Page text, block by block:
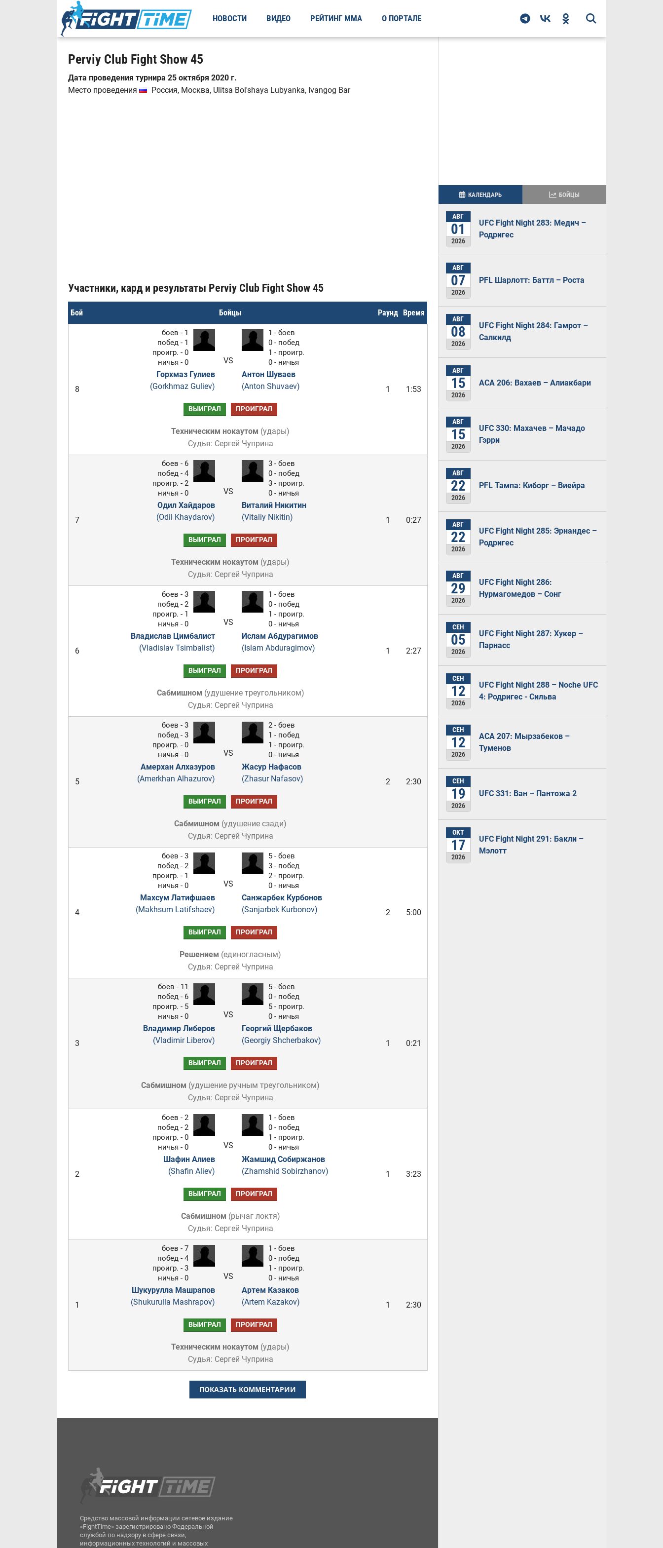
НОВОСТИ ВИДЕО РЕЙТИНГ ММА О ПОРТАЛЕ
Perviy Club Fight Show 45
Дата проведения турнира 25 октября 2020 г.
Место проведения
Россия, Москва, Ulitsa Bol'shaya Lubyanka, Ivangog Bar
Участники, кард и результаты Perviy Club Fight Show 45
Бой Бойцы Раунд Время
8
боев - 1
побед - 1
проигр. - 0
ничья - 0
Горхмаз Гулиев
(Gorkhmaz Guliev)
VS
1 - боев
0 - побед
1 - проигр.
0 - ничья
Антон Шуваев
(Anton Shuvaev)
1 1:53
ВЫИГРАЛ ПРОИГРАЛ
Техническим нокаутом (удары)
Судья: Сергей Чуприна
7
боев - 6
побед - 4
проигр. - 2
ничья - 0
Одил Хайдаров
(Odil Khaydarov)
VS
3 - боев
0 - побед
3 - проигр.
0 - ничья
Виталий Никитин
(Vitaliy Nikitin)
1 0:27
ВЫИГРАЛ ПРОИГРАЛ
Техническим нокаутом (удары)
Судья: Сергей Чуприна
6
боев - 3
побед - 2
проигр. - 1
ничья - 0
Владислав Цимбалист
(Vladislav Tsimbalist)
VS
1 - боев
0 - побед
1 - проигр.
0 - ничья
Ислам Абдурагимов
(Islam Abduragimov)
1 2:27
ВЫИГРАЛ ПРОИГРАЛ
Сабмишном (удушение треугольником)
Судья: Сергей Чуприна
5
боев - 3
побед - 3
проигр. - 0
ничья - 0
Амерхан Алхазуров
(Amerkhan Alhazurov)
VS
2 - боев
1 - побед
1 - проигр.
0 - ничья
Жасур Нафасов
(Zhasur Nafasov)
2 2:30
ВЫИГРАЛ ПРОИГРАЛ
Сабмишном (удушение сзади)
Судья: Сергей Чуприна
4
боев - 3
побед - 2
проигр. - 1
ничья - 0
Махсум Латифшаев
(Makhsum Latifshaev)
VS
5 - боев
3 - побед
2 - проигр.
0 - ничья
Санжарбек Курбонов
(Sanjarbek Kurbonov)
2 5:00
ВЫИГРАЛ ПРОИГРАЛ
Решением (единогласным)
Судья: Сергей Чуприна
3
боев - 11
побед - 6
проигр. - 5
ничья - 0
Владимир Либеров
(Vladimir Liberov)
VS
5 - боев
0 - побед
5 - проигр.
0 - ничья
Георгий Щербаков
(Georgiy Shcherbakov)
1 0:21
ВЫИГРАЛ ПРОИГРАЛ
Сабмишном (удушение ручным треугольником)
Судья: Сергей Чуприна
2
боев - 2
побед - 2
проигр. - 0
ничья - 0
Шафин Алиев
(Shafin Aliev)
VS
1 - боев
0 - побед
1 - проигр.
0 - ничья
Жамшид Собиржанов
(Zhamshid Sobirzhanov)
1 3:23
ВЫИГРАЛ ПРОИГРАЛ
Сабмишном (рычаг локтя)
Судья: Сергей Чуприна
1
боев - 7
побед - 4
проигр. - 3
ничья - 0
Шукурулла Машрапов
(Shukurulla Mashrapov)
VS
1 - боев
0 - побед
1 - проигр.
0 - ничья
Артем Казаков
(Artem Kazakov)
1 2:30
ВЫИГРАЛ ПРОИГРАЛ
Техническим нокаутом (удары)
Судья: Сергей Чуприна
ПОКАЗАТЬ КОММЕНТАРИИ
КАЛЕНДАРЬ БОЙЦЫ
АВГ
01
2026
UFC Fight Night 283: Медич –
Родригес
АВГ
07
2026
PFL Шарлотт: Баттл – Роста
АВГ
08
2026
UFC Fight Night 284: Гамрот –
Салкилд
АВГ
15
2026
ACA 206: Вахаев – Алиакбари
АВГ
15
2026
UFC 330: Махачев – Мачадо
Гэрри
АВГ
22
2026
PFL Тампа: Киборг – Виейра
АВГ
22
2026
UFC Fight Night 285: Эрнандес –
Родригес
АВГ
29
2026
UFC Fight Night 286:
Нурмагомедов – Сонг
СЕН
05
2026
UFC Fight Night 287: Хукер –
Парнасс
СЕН
12
2026
UFC Fight Night 288 – Noche UFC
4: Родригес - Сильва
СЕН
12
2026
ACA 207: Мырзабеков –
Туменов
СЕН
19
2026
UFC 331: Ван – Пантожа 2
ОКТ
17
2026
UFC Fight Night 291: Бакли –
Мэлотт
Средство массовой информации сетевое издание
«FightTime» зарегистрировано Федеральной
службой по надзору в сфере связи,
информационных технологий и массовых